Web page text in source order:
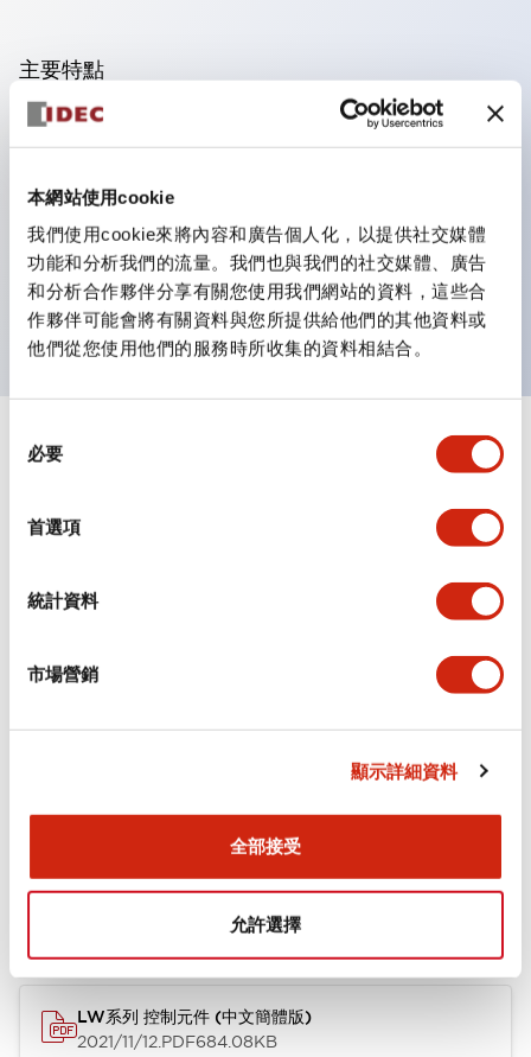
本網站使用cookie
我們使用cookie來將內容和廣告個人化，以提供社交媒體
功能和分析我們的流量。我們也與我們的社交媒體、廣告
和分析合作夥伴分享有關您使用我們網站的資料，這些合
作夥伴可能會將有關資料與您所提供給他們的其他資料或
他們從您使用他們的服務時所收集的資料相結合。
必要
首選項
統計資料
市場營銷
顯示詳細資料
全部接受
允許選擇
主要特點
可進行集合密著安裝，接觸單元的拆裝在集合密著安裝時
採用刺刀機構的鎖定桿拆裝方式的分離結構。
保護結構為防噴流型，IP65（IEC 60529）。（蜂鳴器
為密閉型）
UL、CSA認證品及符合EN標準品。（蜂鳴器除外）
規格 顯示全部 +
認證與標準
LW系列 控制元件 (中文簡體版)
2021/11/12.PDF684.08KB